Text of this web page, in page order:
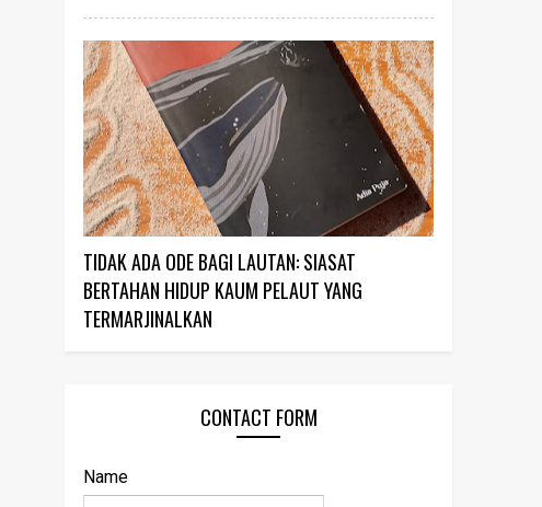
TIDAK ADA ODE BAGI LAUTAN: SIASAT
BERTAHAN HIDUP KAUM PELAUT YANG
TERMARJINALKAN
CONTACT FORM
Name